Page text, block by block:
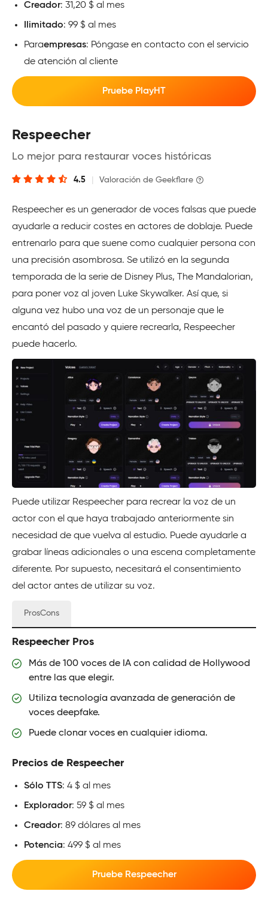
Creador: 31,20 $ al mes
Ilimitado: 99 $ al mes
Paraempresas: Póngase en contacto con el servicio
de atención al cliente
Pruebe PlayHT
Respeecher
Lo mejor para restaurar voces históricas
4.5 Valoración de Geekflare
Respeecher es un generador de voces falsas que puede
ayudarle a reducir costes en actores de doblaje. Puede
entrenarlo para que suene como cualquier persona con
una precisión asombrosa. Se utilizó en la segunda
temporada de la serie de Disney Plus, The Mandalorian,
para poner voz al joven Luke Skywalker. Así que, si
alguna vez hubo una voz de un personaje que le
encantó del pasado y quiere recrearla, Respeecher
puede hacerlo.
Puede utilizar Respeecher para recrear la voz de un
actor con el que haya trabajado anteriormente sin
necesidad de que vuelva al estudio. Puede ayudarle a
grabar líneas adicionales o una escena completamente
diferente. Por supuesto, necesitará el consentimiento
del actor antes de utilizar su voz.
ProsCons
Respeecher Pros
Más de 100 voces de IA con calidad de Hollywood
entre las que elegir.
Utiliza tecnología avanzada de generación de
voces deepfake.
Puede clonar voces en cualquier idioma.
Precios de Respeecher
Sólo TTS: 4 $ al mes
Explorador: 59 $ al mes
Creador: 89 dólares al mes
Potencia: 499 $ al mes
Pruebe Respeecher